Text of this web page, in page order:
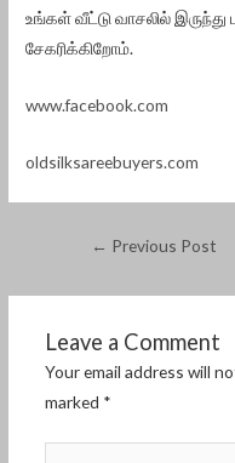
உங்கள் வீட்டு வாசலில்
சேகரிக்கிறோம்.
www.facebook.com
oldsilksareebuyers.com
← Previous Post
Leave a Comment
Your email address will
marked *